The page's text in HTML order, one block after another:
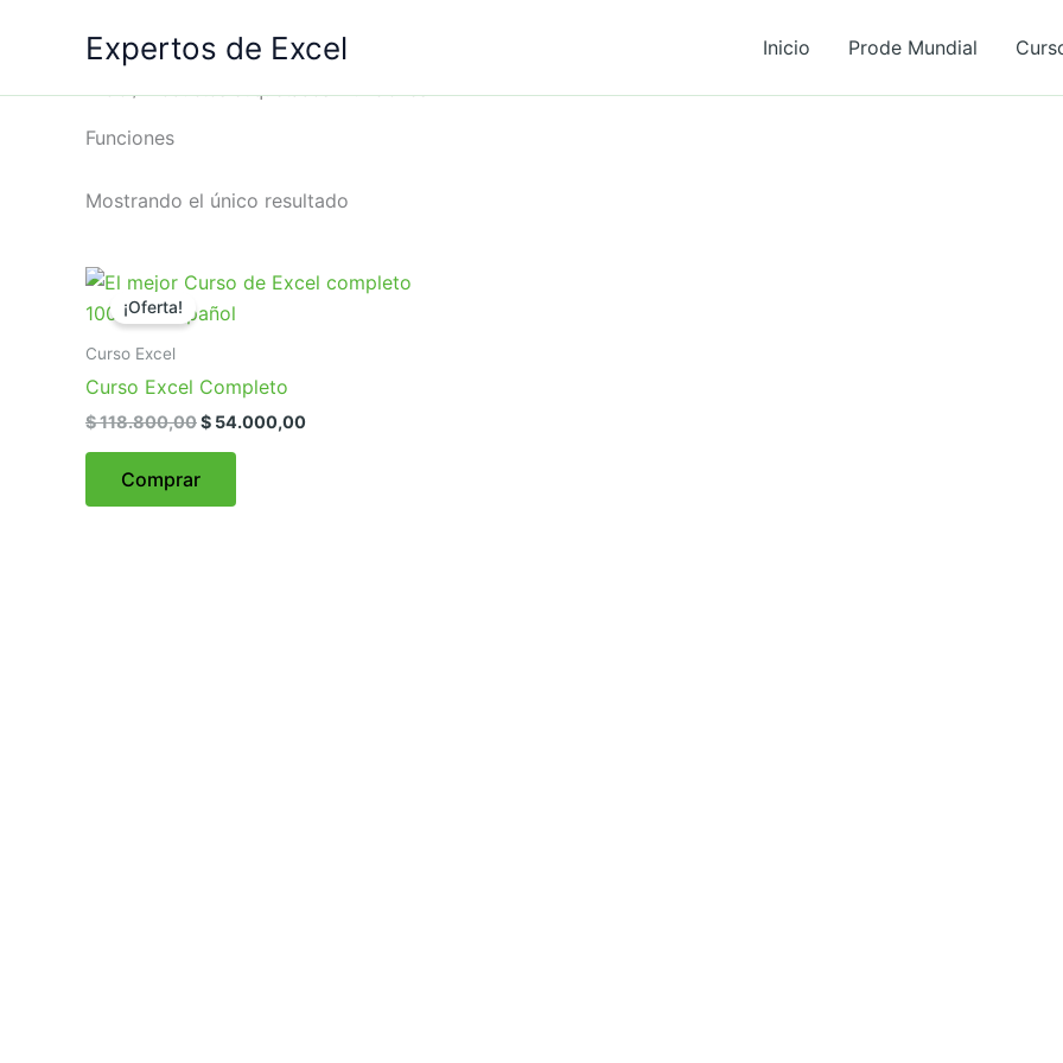
Expertos de Excel Inicio Prode Mundial
Inicio/ Productos etiquetados “Funciones”
Funciones
Mostrando el único resultado
¡Oferta!
Curso Excel
Curso Excel Completo
$118.800,00
El
precio
original
$ 54.000,00
El
precio
Comprar